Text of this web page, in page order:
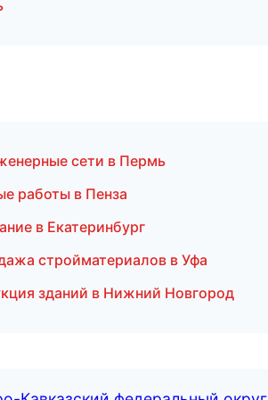
сети в Пермь
работы в Пенза
в Екатеринбург
стройматериалов в Уфа
зданий в Нижний Новгород